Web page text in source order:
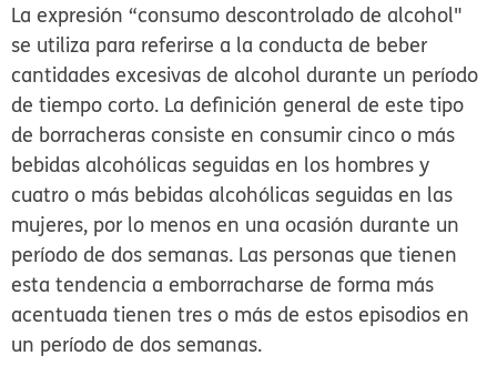
La expresión “consumo descontrolado de alcohol"
se utiliza para referirse a la conducta de beber
cantidades excesivas de alcohol durante un período
de tiempo corto. La definición general de este tipo
de borracheras consiste en consumir cinco o más
bebidas alcohólicas seguidas en los hombres y
cuatro o más bebidas alcohólicas seguidas en las
mujeres, por lo menos en una ocasión durante un
período de dos semanas. Las personas que tienen
esta tendencia a emborracharse de forma más
acentuada tienen tres o más de estos episodios en
un período de dos semanas.